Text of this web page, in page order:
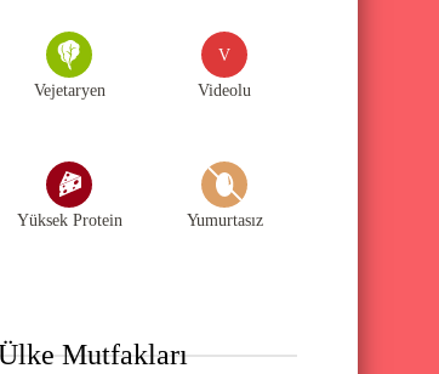
Vejetaryen
V
Videolu
Yüksek Protein Yumurtasız
Mutfakları